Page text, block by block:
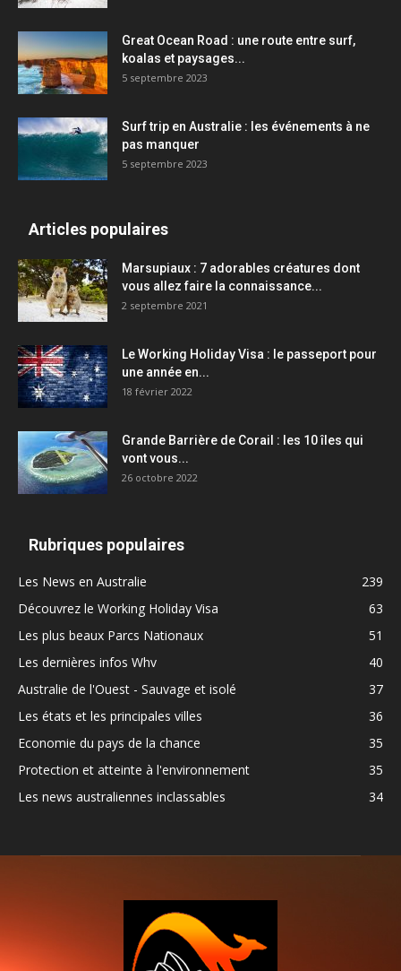
Great Ocean Road : une route entre surf,
koalas et paysages...
5 septembre 2023
Surf trip en Australie : les événements à ne
pas manquer
5 septembre 2023
Articles populaires
Marsupiaux : 7 adorables créatures dont
vous allez faire la connaissance...
2 septembre 2021
Le Working Holiday Visa : le passeport pour
une année en...
18 février 2022
Grande Barrière de Corail : les 10 îles qui
vont vous...
26 octobre 2022
Rubriques populaires
Les News en Australie
239
Découvrez le Working Holiday Visa
63
Les plus beaux Parcs Nationaux
51
Les dernières infos Whv
40
Australie de l'Ouest - Sauvage et isolé
37
Les états et les principales villes
36
Economie du pays de la chance
35
Protection et atteinte à l'environnement
35
Les news australiennes inclassables
34